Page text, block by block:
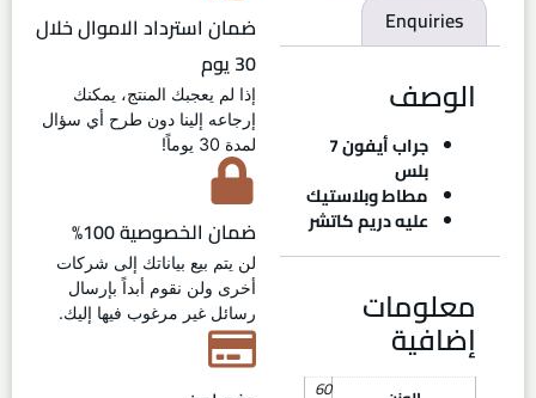
Enquiries
الوصف
جراب أيفون 7
بلس
مطاط وبلاستيك
عليه دريم كاتشر
معلومات
إضافية
60
ضمان استرداد الاموال خلال
30 يوم
إذا لم يعجبك المنتج، يمكنك
إرجاعه إلينا دون طرح أي سؤال
لمدة 30 يوماً!
ضمان الخصوصية 100%
لن يتم بيع بياناتك إلى شركات
أخرى ولن نقوم أبداً بإرسال
رسائل غير مرغوب فيها إليك.